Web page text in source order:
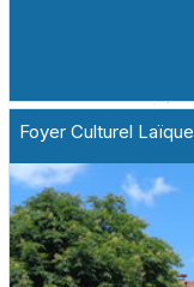
Foyer Culturel Laïque